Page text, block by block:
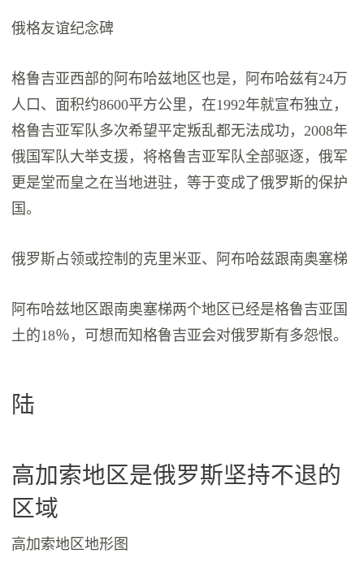
俄格友谊纪念碑
格鲁吉亚西部的阿布哈兹地区也是，阿布哈兹有24万
人口、面积约8600平方公里，在1992年就宣布独立，
格鲁吉亚军队多次希望平定叛乱都无法成功，2008年
俄国军队大举支援，将格鲁吉亚军队全部驱逐，俄军
更是堂而皇之在当地进驻，等于变成了俄罗斯的保护
国。
俄罗斯占领或控制的克里米亚、阿布哈兹跟南奥塞梯
阿布哈兹地区跟南奥塞梯两个地区已经是格鲁吉亚国
土的18％，可想而知格鲁吉亚会对俄罗斯有多怨恨。
陆
高加索地区是俄罗斯坚持不退的
区域
高加索地区地形图